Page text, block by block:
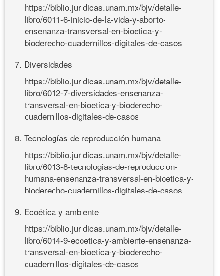
https://biblio.juridicas.unam.mx/bjv/detalle-
libro/6011-6-inicio-de-la-vida-y-aborto-
ensenanza-transversal-en-bioetica-y-
bioderecho-cuadernillos-digitales-de-casos
7. Diversidades
https://biblio.juridicas.unam.mx/bjv/detalle-
libro/6012-7-diversidades-ensenanza-
transversal-en-bioetica-y-bioderecho-
cuadernillos-digitales-de-casos
8. Tecnologías de reproducción humana
https://biblio.juridicas.unam.mx/bjv/detalle-
libro/6013-8-tecnologias-de-reproduccion-
humana-ensenanza-transversal-en-bioetica-y-
bioderecho-cuadernillos-digitales-de-casos
9. Ecoética y ambiente
https://biblio.juridicas.unam.mx/bjv/detalle-
libro/6014-9-ecoetica-y-ambiente-ensenanza-
transversal-en-bioetica-y-bioderecho-
cuadernillos-digitales-de-casos